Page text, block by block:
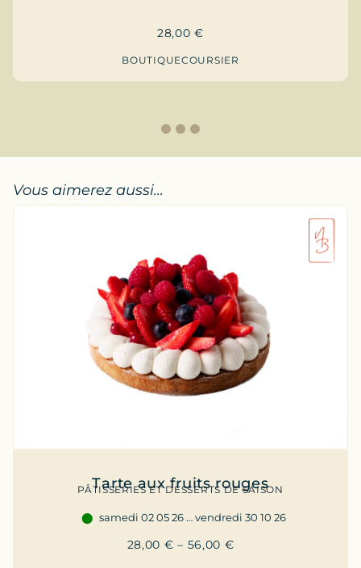
28,00€
BOUTIQUECOURSIER
Vous aimerez aussi...
Tarte aux fruits rouges
PÂTISSERIES ET DESSERTS DE SAISON
samedi 02 05 26 … vendredi 30 10 26
28,00 € – 56,00 €